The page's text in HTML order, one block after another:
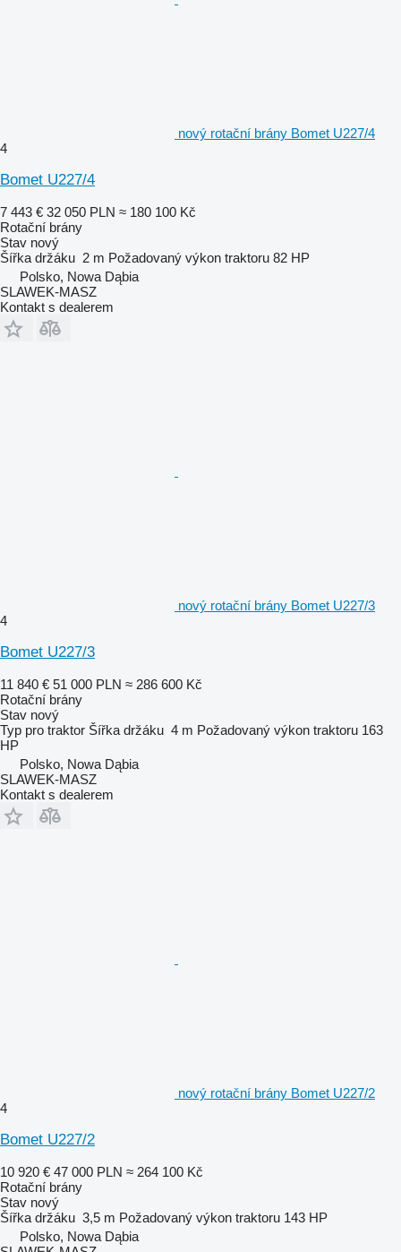
nový rotační brány Bomet U227/4
4
Bomet U227/4
7 443 € 32 050 PLN ≈ 180 100 Kč
Rotační brány
Stav nový
Šířka držáku 2 m Požadovaný výkon traktoru 82 HP
Polsko, Nowa Dąbia
SLAWEK-MASZ
Kontakt s dealerem
nový rotační brány Bomet U227/3
4
Bomet U227/3
11 840 € 51 000 PLN ≈ 286 600 Kč
Rotační brány
Stav nový
Typ pro traktor Šířka držáku 4 m Požadovaný výkon traktoru 163
HP
Polsko, Nowa Dąbia
SLAWEK-MASZ
Kontakt s dealerem
nový rotační brány Bomet U227/2
4
Bomet U227/2
10 920 € 47 000 PLN ≈ 264 100 Kč
Rotační brány
Stav nový
Šířka držáku 3,5 m Požadovaný výkon traktoru 143 HP
Polsko, Nowa Dąbia